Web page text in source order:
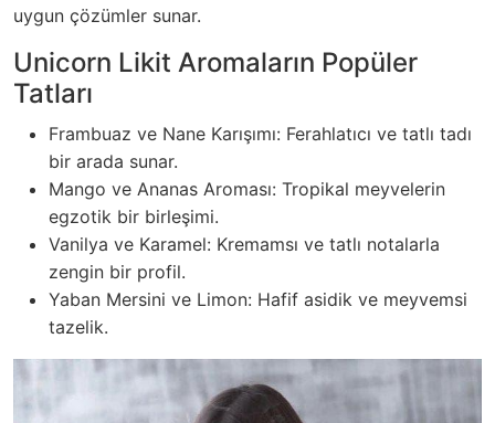
uygun çözümler sunar.
Unicorn Likit Aromaların Popüler
Tatları
Frambuaz ve Nane Karışımı: Ferahlatıcı ve tatlı tadı
bir arada sunar.
Mango ve Ananas Aroması: Tropikal meyvelerin
egzotik bir birleşimi.
Vanilya ve Karamel: Kremamsı ve tatlı notalarla
zengin bir profil.
Yaban Mersini ve Limon: Hafif asidik ve meyvemsi
tazelik.